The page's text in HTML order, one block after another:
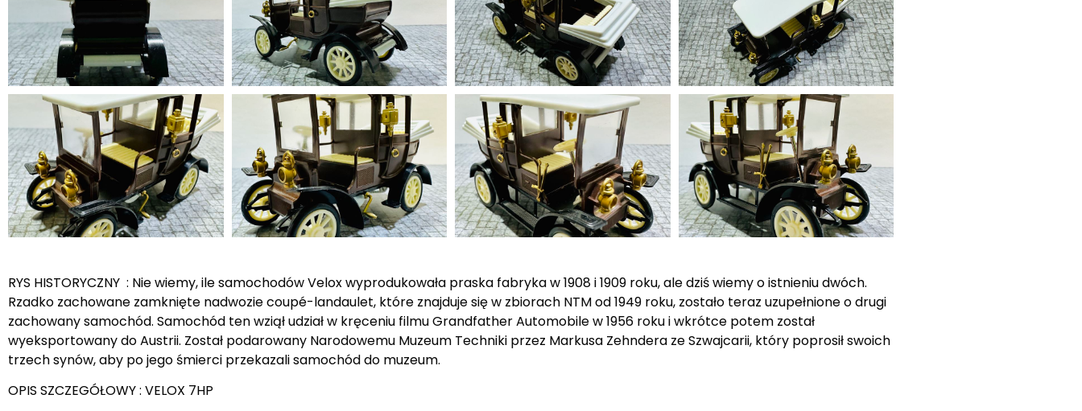
RYS HISTORYCZNY : Nie wiemy, ile samochodów Velox wyprodukowała praska fabryka w 1908 i 1909 roku, ale dziś wiemy o istnieniu dwóch.
Rzadko zachowane zamknięte nadwozie coupé-landaulet, które znajduje się w zbiorach NTM od 1949 roku, zostało teraz uzupełnione o drugi
zachowany samochód. Samochód ten wziął udział w kręceniu filmu Grandfather Automobile w 1956 roku i wkrótce potem został
wyeksportowany do Austrii. Został podarowany Narodowemu Muzeum Techniki przez Markusa Zehndera ze Szwajcarii, który poprosił swoich
trzech synów, aby po jego śmierci przekazali samochód do muzeum.
OPIS SZCZEGÓŁOWY : VELOX 7HP